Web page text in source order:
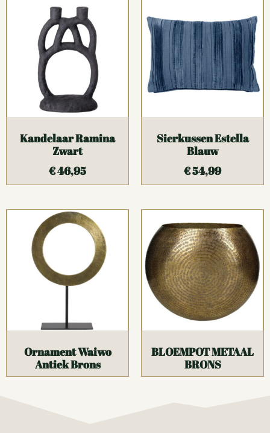
Kandelaar Ramina
Zwart
€46,95
Sierkussen Estella
Blauw
€54,99
Ornament Waiwo
Antiek Brons
BLOEMPOT METAAL
BRONS